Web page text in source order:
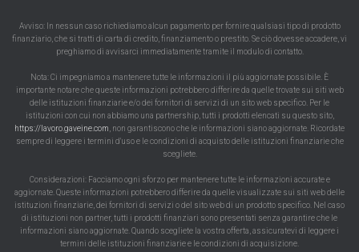
Avviso: In nessun caso richiediamo alcun pagamento per fornire qualsiasi tipo di prodotto
finanziario, che si tratti di carta di credito, finanziamento o prestito. Se ciò dovesse accadere, vi
preghiamo di avvisarci immediatamente tramite il modulo di contatto.
Nota: Ci impegniamo a mantenere tutte le informazioni il più aggiornate possibile. È
importante notare che queste informazioni potrebbero differire da quelle trovate sui siti web
delle istituzioni finanziarie e/o dei fornitori di servizi di un sito web specifico. Per le
istituzioni con cui non abbiamo una partnership, tutti i prodotti elencati su questo sito,
https://lavoro.gaveine.com , non garantiscono che le informazioni siano aggiornate. Ricordate
sempre di leggere i termini d'uso e le condizioni di acquisto delle istituzioni finanziarie che
scegliete.
Considerazioni: Facciamo ogni sforzo per mantenere tutte le informazioni accurate e
aggiornate. Queste informazioni potrebbero differire da quelle visualizzate sui siti web delle
istituzioni finanziarie, dei fornitori di servizi o del sito web di un prodotto specifico. Nel caso
di istituzioni non partner, tutti i prodotti finanziari sono presentati senza garantire che le
informazioni siano aggiornate. Quando scegliete la vostra offerta, assicuratevi di leggere i
termini delle istituzioni finanziarie e le condizioni di acquisizione.